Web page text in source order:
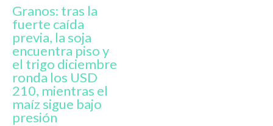
Granos: tras la
fuerte caída
previa, la soja
encuentra piso y
el trigo diciembre
ronda los USD
210, mientras el
maíz sigue bajo
presión